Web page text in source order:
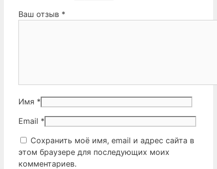
Ваш отзыв *
Имя *
Email *
Сохранить моё имя, email и адрес сайта в
этом браузере для последующих моих
комментариев.